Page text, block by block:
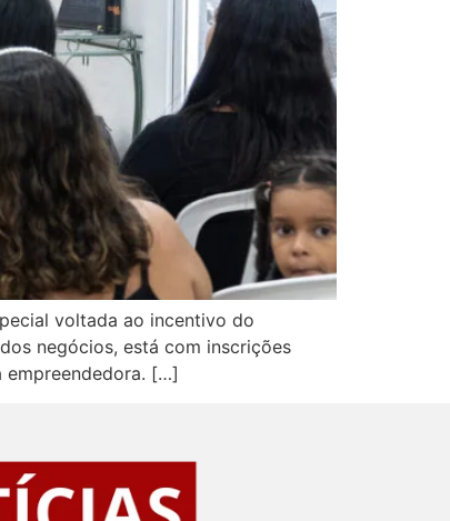
voltada ao incentivo do
negócios, está com inscrições
empreendedora. […]